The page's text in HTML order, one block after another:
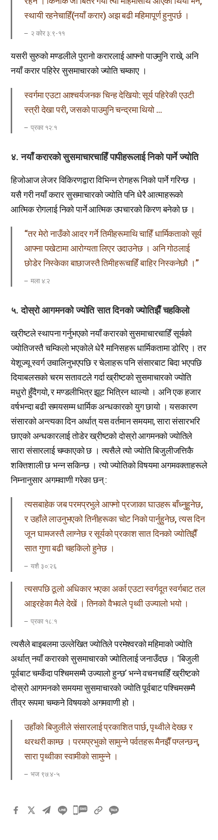
स्थायी रहनेचाहिँ(नयाँ करार) अझ बढी महिमापूर्ण हुनुपर्छ ।
२ कोर ३:९-११
यसरी सुरुको मण्डलीले पुरानो करारलाई आफ्नो पाउमुनि राखे, अनि
नयाँ करार पहिरेर सुसमाचारको ज्योति चम्काए ।
स्वर्गमा एउटा आश्चर्यजनक चिन्ह देखियो: सूर्य पहिरेकी एउटी
स्त्री देखा परी, जसको पाउमुनि चन्द्रमा थियो …
प्रका १२:१
४. नयाँ करारको सुसमाचारचाहिँ पापीहरूलाई निको पार्ने ज्योति
हिजोआज लेजर विकिरणद्वारा विभिन्न रोगहरू निको पार्ने गरिन्छ ।
यसै गरी नयाँ करार सुसमाचारको ज्योति पनि धेरै आत्माहरूको
आत्मिक रोगलाई निको पार्ने आत्मिक उपचारको किरण बनेको छ ।
“तर मेरो नाउँको आदर गर्ने तिमीहरूमाथि चाहिँ धार्मिकताको सूर्य
आफ्ना पखेटामा आरोग्यता लिएर उदाउनेछ । अनि गोठलाई
छोडेर निस्केका बाछाजस्तै तिमीहरूचाहिँ बाहिर निस्कनेछौ ।”
मला ४:२
५. दोस्रो आगमनको ज्योति सात दिनको ज्योतिझैँ चहकिलो
ख्रीष्टले स्थापना गर्नुभएको नयाँ करारको सुसमाचारचाहिँ सूर्यको
ज्योतिजस्तै चम्किलो भएकोले धेरै मानिसहरू धार्मिकतामा डोरिए । तर
येशूज्यू स्वर्ग उचालिनुभएपछि र चेलाहरू पनि संसारबाट बिदा भएपछि
दियाबलसको चरम सतावटले गर्दा ख्रीष्टको सुसमाचारको ज्योति
मधुरो हुँदैगयो, र मण्डलीभित्र झूट भित्रिन थाल्यो । अनि एक हजार
वर्षभन्दा बढी समयसम्म धार्मिक अन्धकारको युग छायो । यसकारण
संसारको अन्त्यका दिन अर्थात् यस वर्तमान समयमा, सारा संसारभरि
छाएको अन्धकारलाई तोडेर ख्रीष्टको दोस्रो आगमनको ज्योतिले
सारा संसारलाई चम्काएको छ । त्यसैले त्यो ज्योति बिजुलीजत्तिकै
शक्तिशाली छ भन्न सकिन्छ । त्यो ज्योतिको विषयमा अगमवक्ताहरूले
निम्नानुसार अगमवाणी गरेका छन् :
त्यसबाहेक जब परमप्रभुले आफ्नो प्रजाका घाउहरू बाँध्नुहुनेछ,
र उहाँले लाउनुभएको तिनीहरूका चोट निको पार्नुहुनेछ, त्यस दिन
जून घामजस्तै लाग्नेछ र सूर्यको प्रकाश सात दिनको ज्योतिझैँ
सात गुणा बढी चहकिलो हुनेछ ।
यशै ३०:२६
त्यसपछि ठूलो अधिकार भएका अर्का एउटा स्वर्गदूत स्वर्गबाट तल
आइरहेका मैले देखें । तिनको वैभवले पृथ्वी उज्यालो भयो ।
प्रका १८:१
त्यसैले बाइबलमा उल्लेखित ज्योतिले परमेश्वरको महिमाको ज्योति
अर्थात् नयाँ करारको सुसमाचारको ज्योतिलाई जनाउँदछ । ‘बिजुली
पूर्वबाट चम्कँदा पश्चिमसम्मै उज्यालो हुन्छ’ भन्ने वचनचाहिँ ख्रीष्टको
दोस्रो आगमनको समयमा सुसमाचारको ज्योति पूर्वबाट पश्चिमसम्मै
तीव्र रूपमा चम्कने विषयको अगमवाणी हो ।
उहाँको बिजुलीले संसारलाई प्रकाशित पार्छ, पृथ्वीले देख्छ र
थरथरी काम्छ । परमप्रभुको सामुन्ने पर्वतहरू मैनझैँ पग्लन्छन्,
सारा पृथ्वीका स्वामीको सामुन्ने ।
भज ९७:४-५
카